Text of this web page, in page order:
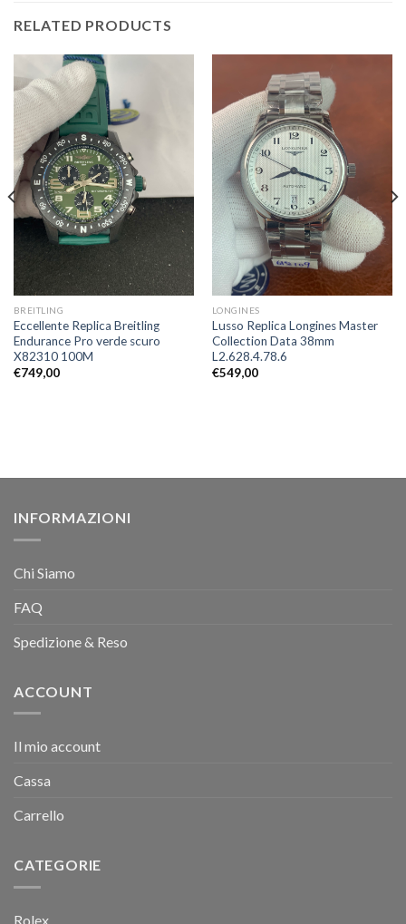
RELATED PRODUCTS
BREITLING
Eccellente Replica Breitling
Endurance Pro verde scuro
X82310 100M
€749,00
LONGINES
Lusso Replica Longines Master
Collection Data 38mm
L2.628.4.78.6
€549,00
INFORMAZIONI
Chi Siamo
FAQ
Spedizione & Reso
ACCOUNT
Il mio account
Cassa
Carrello
CATEGORIE
Rolex